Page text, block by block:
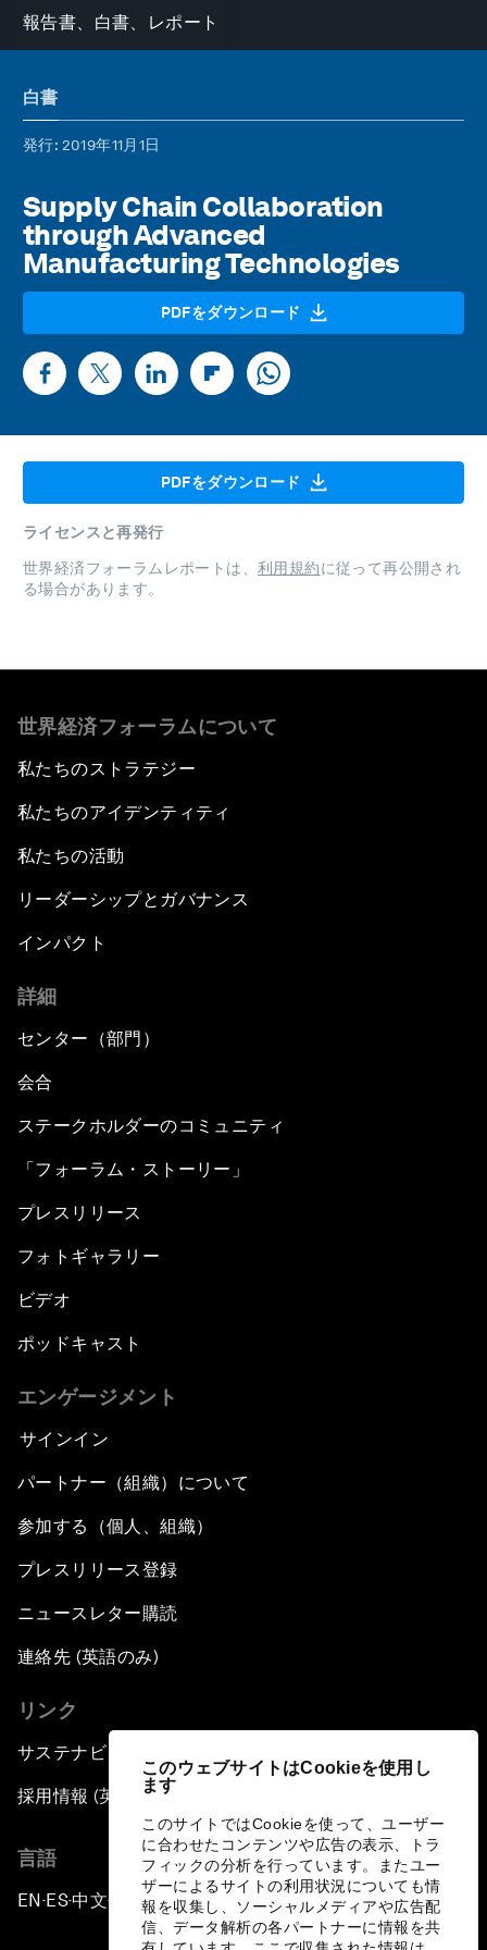
このウェブサイトはCookieを使用し
ます
このサイトではCookieを使って、ユーザー
に合わせたコンテンツや広告の表示、トラ
フィックの分析を行っています。またユー
ザーによるサイトの利用状況についても情
報を収集し、ソーシャルメディアや広告配
信、データ解析の各パートナーに情報を共
報告書、白書、レポート
白書
発行: 2019年11月1日
Supply Chain Collaboration
through Advanced
Manufacturing Technologies
PDFをダウンロード
PDFをダウンロード
ライセンスと再発行
世界経済フォーラムレポートは、 利用規約に従って再公開され
る場合があります。
世界経済フォーラムについて
私たちのストラテジー
私たちのアイデンティティ
私たちの活動
リーダーシップとガバナンス
インパクト
詳細
センター（部門）
会合
ステークホルダーのコミュニティ
「フォーラム・ストーリー」
プレスリリース
フォトギャラリー
ビデオ
ポッドキャスト
エンゲージメント
サインイン
パートナー（組織）について
参加する（個人、組織）
プレスリリース登録
ニュースレター購読
連絡先 (英語のみ)
リンク
サステナビリティへの取り組み
採用情報 (英語のみ)
言語
EN ▪ ES▪中文▪ 日本語